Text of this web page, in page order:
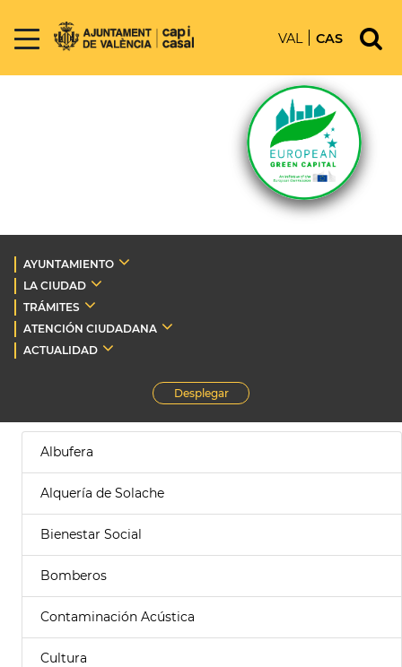
VAL CAS
AYUNTAMIENTO
LA CIUDAD
TRÁMITES
ATENCIÓN CIUDADANA
ACTUALIDAD
Desplegar
Albufera
Alquería de Solache
Bienestar Social
Bomberos
Contaminación Acústica
Cultura